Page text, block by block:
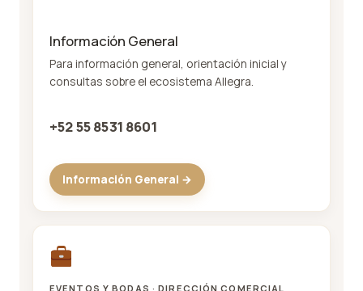
Información General
Para información general, orientación inicial y
consultas sobre el ecosistema Allegra.
+52 55 8531 8601
Información General →
EVENTOS Y BODAS · DIRECCIÓN COMERCIAL